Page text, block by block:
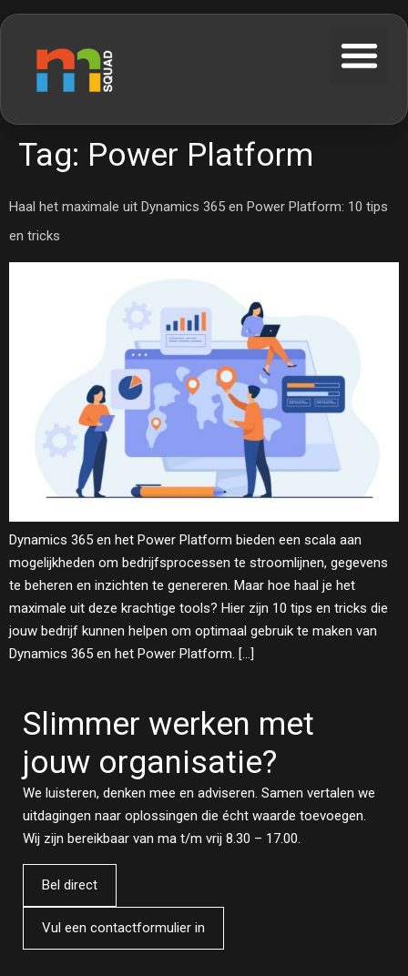
Tag: Power Platform
Haal het maximale uit Dynamics 365 en Power Platform: 10 tips
en tricks
Dynamics 365 en het Power Platform bieden een scala aan
mogelijkheden om bedrijfsprocessen te stroomlijnen, gegevens
te beheren en inzichten te genereren. Maar hoe haal je het
maximale uit deze krachtige tools? Hier zijn 10 tips en tricks die
jouw bedrijf kunnen helpen om optimaal gebruik te maken van
Dynamics 365 en het Power Platform. […]
Slimmer werken met
jouw organisatie?
We luisteren, denken mee en adviseren. Samen vertalen we
uitdagingen naar oplossingen die écht waarde toevoegen.
Wij zijn bereikbaar van ma t/m vrij 8.30 – 17.00.
Bel direct
Vul een contactformulier in